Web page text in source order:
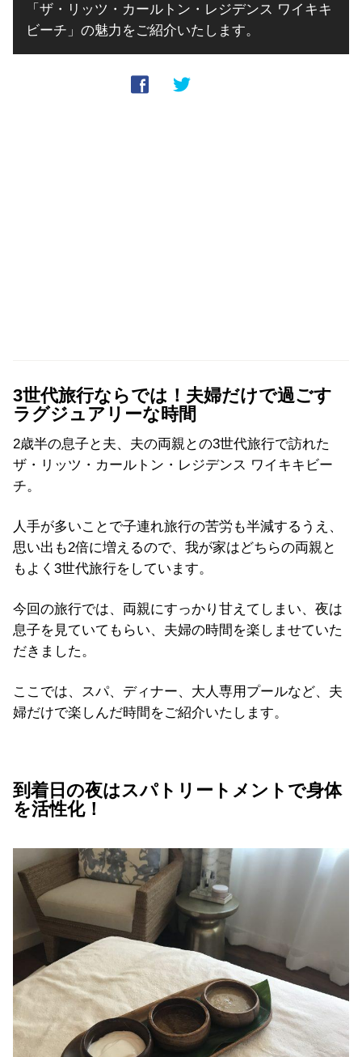
「ザ・リッツ・カールトン・レジデンス ワイキキ
ビーチ」の魅力をご紹介いたします。
3世代旅行ならでは！夫婦だけで過ごす
ラグジュアリーな時間
2歳半の息子と夫、夫の両親との3世代旅行で訪れた
ザ・リッツ・カールトン・レジデンス ワイキキビー
チ。
人手が多いことで子連れ旅行の苦労も半減するうえ、
思い出も2倍に増えるので、我が家はどちらの両親と
もよく3世代旅行をしています。
今回の旅行では、両親にすっかり甘えてしまい、夜は
息子を見ていてもらい、夫婦の時間を楽しませていた
だきました。
ここでは、スパ、ディナー、大人専用プールなど、夫
婦だけで楽しんだ時間をご紹介いたします。
到着日の夜はスパトリートメントで身体
を活性化！